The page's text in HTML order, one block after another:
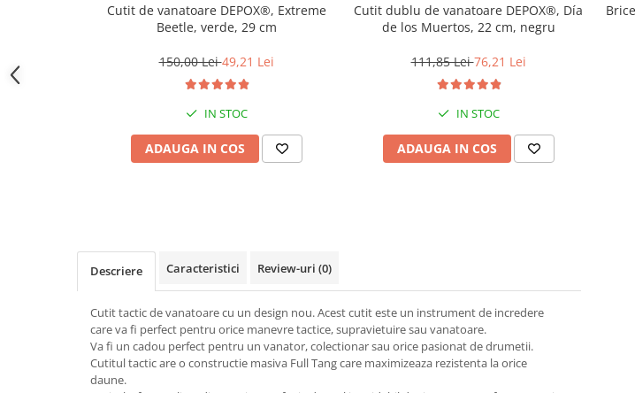
Cutite japoneze
Ascutitoare si seturi de ascutire
Corpuri de iluminat
Electrocasnice
Cutit de vanatoare DEPOX®, Extreme
Beetle, verde, 29 cm
150,00 Lei49,21 Lei
IN STOC
ADAUGA IN COS
Cutit dublu de vanatoare DEPOX®, Día
de los Muertos, 22 cm, negru
111,85 Lei76,21 Lei
IN STOC
ADAUGA IN COS
Descriere Caracteristici Review-uri (0)
Cutit tactic de vanatoare cu un design nou. Acest cutit este un instrument de incredere
care va fi perfect pentru orice manevre tactice, supravietuire sau vanatoare.
Va fi un cadou perfect pentru un vanator, colectionar sau orice pasionat de drumetii.
Cutitul tactic are o constructie masiva Full Tang care maximizeaza rezistenta la orice
daune.